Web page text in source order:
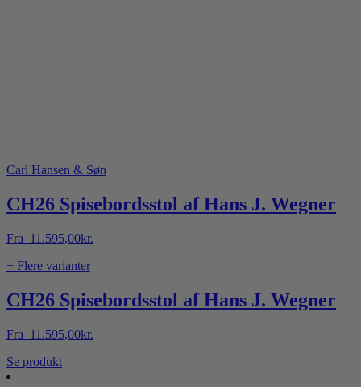
Carl Hansen & Søn
CH26 Spisebordsstol af Hans J. Wegner
Fra 11.595,00kr.
+ Flere varianter
CH26 Spisebordsstol af Hans J. Wegner
Fra 11.595,00kr.
Se produktDette